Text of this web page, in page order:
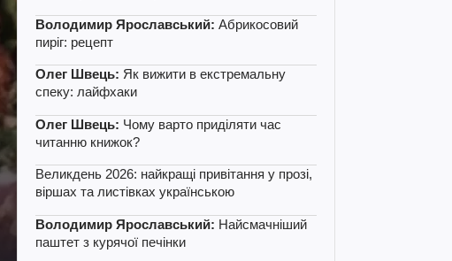
Володимир Ярославський: Абрикосовий
пиріг: рецепт
Олег Швець: Як вижити в екстремальну
спеку: лайфхаки
Олег Швець: Чому варто приділяти час
читанню книжок?
Великдень 2026: найкращі привітання у прозі,
віршах та листівках українською
Володимир Ярославський: Найсмачніший
паштет з курячої печінки